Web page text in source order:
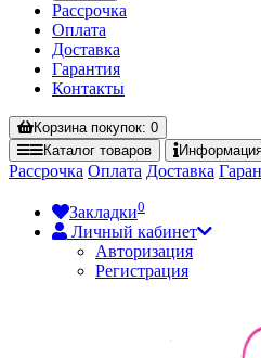
Рассрочка
Оплата
Доставка
Гарантия
Контакты
Корзинапокупок: 0
Каталог товаров
Рассрочка Оплата Доставка
Закладки0
Личный кабинет
Авторизация
Регистрация